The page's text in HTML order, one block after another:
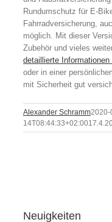
Rundumschutz für E-
Fahrradversicherung,
möglich. Mit dieser
Zubehör und vieles
detaillierte
oder in einer
mit Sicherheit gut
Alexander Schramm2020-
14T08:44:33+02:00
Neuigkeiten